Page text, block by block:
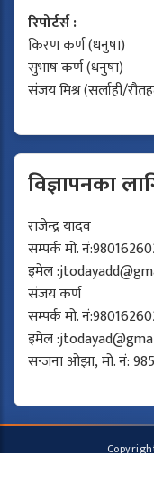
रिपोर्टर्स :
किरण कर्ण (धनुषा)
सुभाष कर्ण (धनुषा)
संजय मिश्र (सर्लाही/
विज्ञापनका
राजेन्द्र यादव
सम्पर्क मो.
इमेल :
संजय कर्ण
सम्पर्क मो.
इमेल :
सन्जना ओझा, मो. नं: